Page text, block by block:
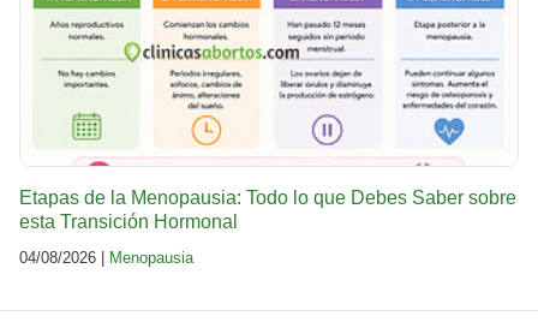
Etapas de la Menopausia: Todo lo que Debes Saber sobre
esta Transición Hormonal
04/08/2026 | Menopausia